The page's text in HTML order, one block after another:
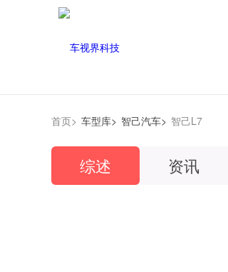
首页> 车型库> 智己汽车> 智己L7
综述 资讯